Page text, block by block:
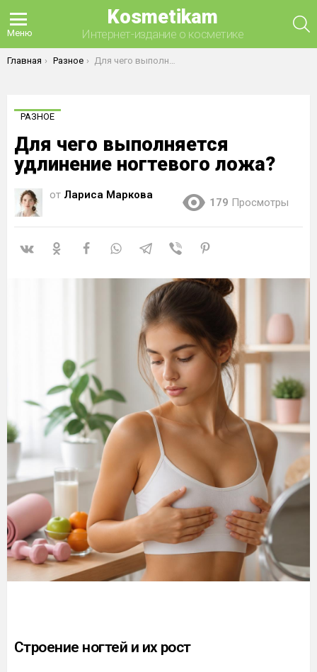
Меню
Kosmetikam
Интернет-издание о косметике
Вы здесь:
Главная Разное Для чего выполняется удлинение ногтевого ложа?
РАЗНОЕ
Для чего выполняется
удлинение ногтевого ложа?
от Лариса Маркова
179 Просмотры
Строение ногтей и их рост